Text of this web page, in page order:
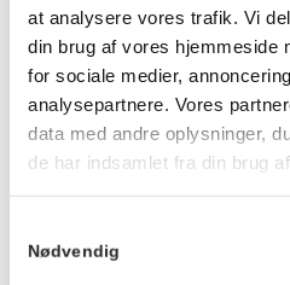
at analysere vores trafik. Vi
din brug af vores hjemmeside
for sociale medier,
analysepartnere. Vores
data med andre oplysninger,
de har indsamlet fra din brug
Nødvendig
Instruktør: Anita Guldberg
Læs mere om yoga med Anita
Du kan også aftale andre
Hornbækhus ved at kontakte
mulighederne på hendes mail på
finder I et tidspunkt sammen.
Info